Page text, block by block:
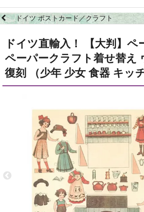
ドイツ ポストカード／クラフト
ドイツ直輸入！ 【大判】ペ
ペーパークラフト着せ替え
復刻 （少年 少女 食器 キッ